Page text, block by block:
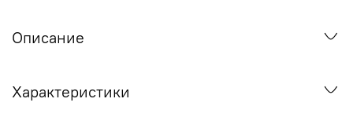
Описание
Характеристики